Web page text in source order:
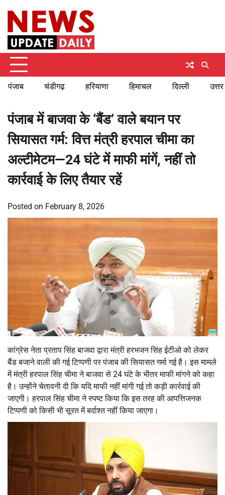
content
पंजाब चंडीगढ़ हरियाणा हिमाचल दिल्ली
पंजाब में बाजवा के ‘बैंड’ वाले बयान पर
सियासत गर्म: वित्त मंत्री हरपाल चीमा का
अल्टीमेटम—24 घंटे में माफी मांगें, नहीं तो
कार्रवाई के लिए तैयार रहें
Posted on February 8, 2026
कांग्रेस नेता प्रताप सिंह बाजवा द्वारा मंत्री हरभजन सिंह ईटीओ को लेकर
बैंड बजाने वाली की गई टिप्पणी पर पंजाब की सियासत गर्मा गई है। इस मामले
में मंत्री हरपाल सिंह चीमा ने बाजवा से 24 घंटे के भीतर माफी मांगने को कहा
है। उन्होंने चेतावनी दी कि यदि माफी नहीं मांगी गई तो कड़ी कार्रवाई की
जाएगी। हरपाल सिंह चीमा ने स्पष्ट किया कि इस तरह की आपत्तिजनक
टिप्पणी को किसी भी सूरत में बर्दाश्त नहीं किया जाएगा।